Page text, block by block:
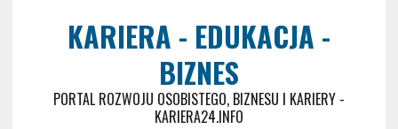
KARIERA - EDUKACJA -
BIZNES
PORTAL ROZWOJU OSOBISTEGO, BIZNESU I KARIERY -
KARIERA24.INFO